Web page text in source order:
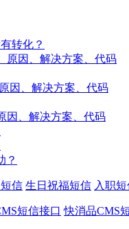
转化？
原因、解决方案、代码
因、解决方案、代码
因、解决方案、代码
？
信 生日祝福短信 入职
短信接口 快消品CMS